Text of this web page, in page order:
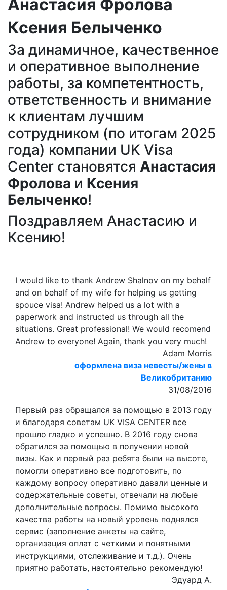
Анастасия Фролова
Ксения Белыченко
За динамичное, качественное
и оперативное выполнение
работы, за компетентность,
ответственность и внимание
к клиентам лучшим
сотрудником (по итогам 2025
года) компании UK Visa
Center становятся Анастасия
Фролова и Ксения
Белыченко!
Поздравляем Анастасию и
Ксению!
I would like to thank Andrew Shalnov on my behalf
and on behalf of my wife for helping us getting
spouce visa! Andrew helped us a lot with a
paperwork and instructed us through all the
situations. Great professional! We would recomend
Andrew to everyone! Again, thank you very much!
Adam Morris
оформлена виза невесты/жены в
Великобританию
31/08/2016
Первый раз обращался за помощью в 2013 году
и благодаря советам UK VISA CENTER все
прошло гладко и успешно. В 2016 году снова
обратился за помощью в получении новой
визы. Как и первый раз ребята были на высоте,
помогли оперативно все подготовить, по
каждому вопросу оперативно давали ценные и
содержательные советы, отвечали на любые
дополнительные вопросы. Помимо высокого
качества работы на новый уровень поднялся
сервис (заполнение анкеты на сайте,
организация оплат с четкими и понятными
инструкциями, отслеживание и т.д.). Очень
приятно работать, настоятельно рекомендую!
Эдуард А.